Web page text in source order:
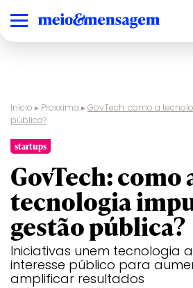
Início ▸ Proxxima ▸GovTech: como a
pública?
startups
GovTech: como
tecnologia
gestão pública?
Iniciativas unem tecnologia
interesse público para
amplificar resultados